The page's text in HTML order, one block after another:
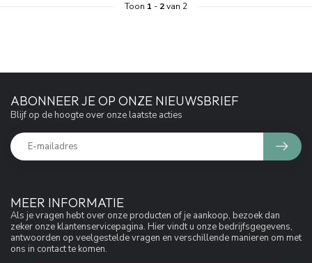
Toon 1 - 2van 2
MEER INFORMATIE
Als je vragen hebt over onze producten of je aankoop, bezoek dan
zeker onze klantenservicepagina. Hier vindt u onze bedrijfsgegevens,
antwoorden op veelgestelde vragen en verschillende manieren om met
ons in contact te komen.
ABONNEER JE OP ONZE NIEUWSBRIEF
Blijf op de hoogte over onze laatste acties